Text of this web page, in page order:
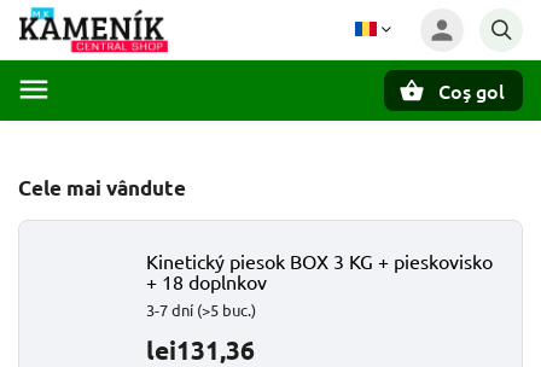
Coş gol
Cele mai vândute
Kinetický piesok BOX 3 KG + pieskovisko
+ 18 doplnkov
3-7 dní (>5 buc.)
lei131,36